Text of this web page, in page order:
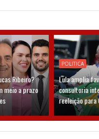
Ribeiro?
meio a prazo
POLITICA
Lula amplia
consultoria
reeleição